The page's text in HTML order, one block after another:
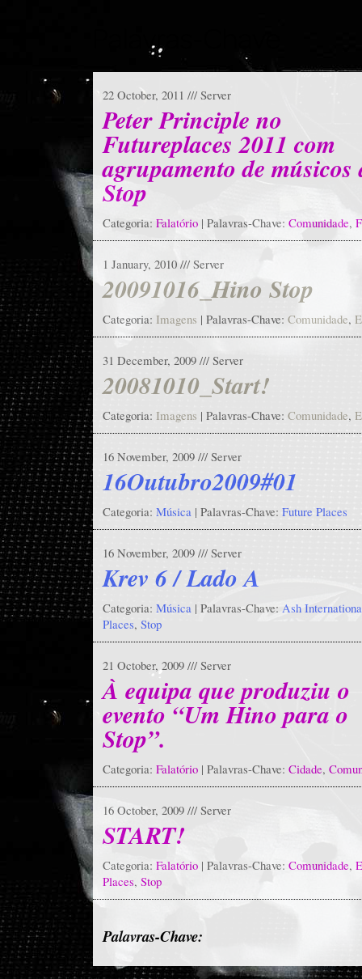
22 October, 2011 /// Server
Peter Principle no
Futureplaces 2011 com
agrupamento de músicos
Stop
Categoria: Falatório | Palavras-Chave: Comunidade,
1 January, 2010 /// Server
20091016_Hino Stop
Categoria: Imagens | Palavras-Chave: Comunidade,
31 December, 2009 /// Server
20081010_Start!
Categoria: Imagens | Palavras-Chave: Comunidade,
16 November, 2009 /// Server
16Outubro2009#01
Categoria: Música | Palavras-Chave: Future Places
16 November, 2009 /// Server
Krev 6 / Lado A
Categoria: Música | Palavras-Chave: Ash
Places, Stop
21 October, 2009 /// Server
À equipa que produziu o
evento “Um Hino para o
Stop”.
Categoria: Falatório | Palavras-Chave: Cidade,
16 October, 2009 /// Server
START!
Categoria: Falatório | Palavras-Chave: Comunidade,
Places, Stop
Palavras-Chave: